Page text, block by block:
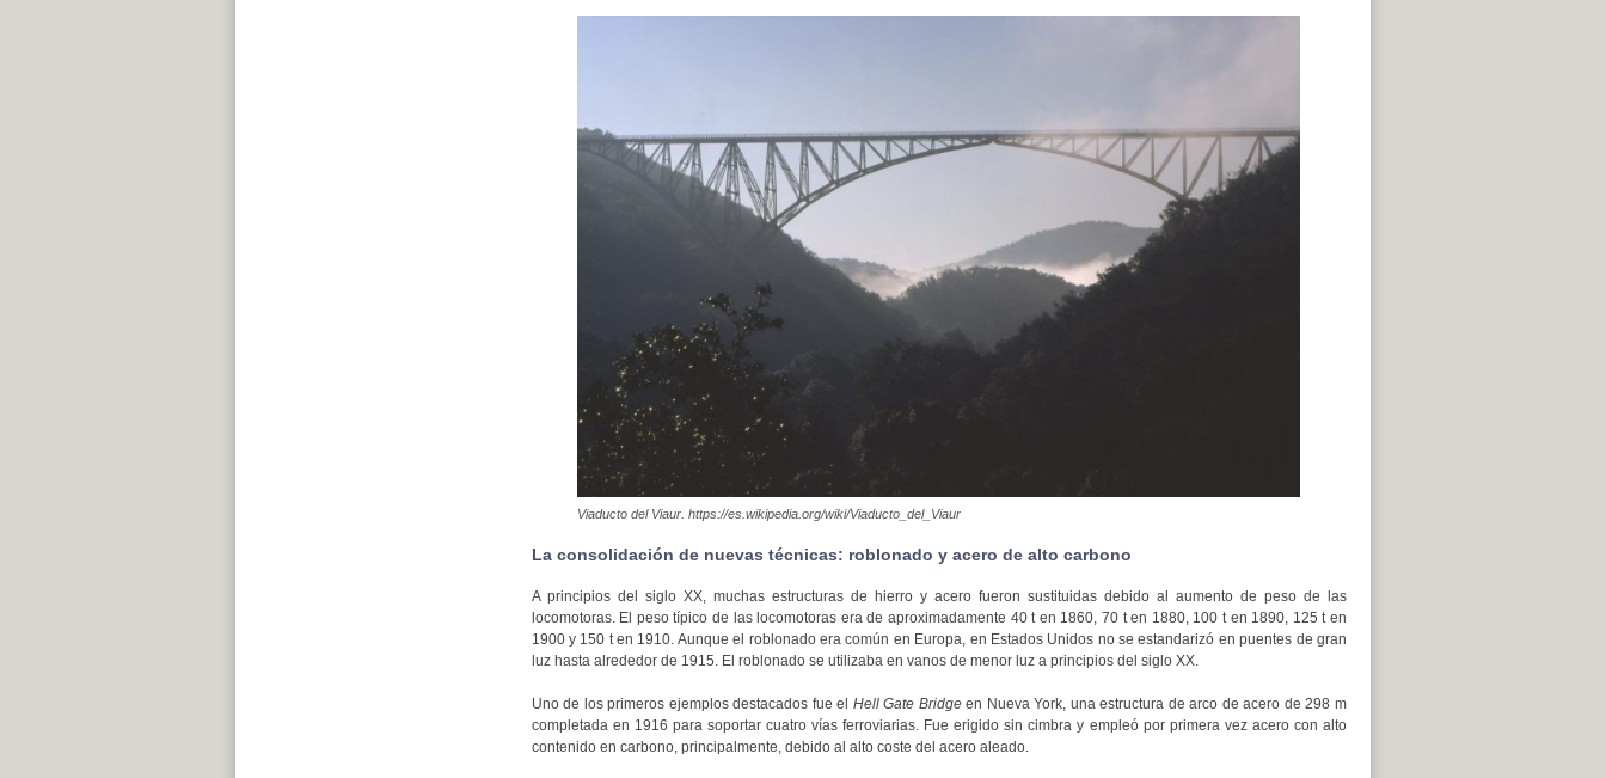
Viaducto del Viaur. https://es.wikipedia.org/wiki/Viaducto_del_Viaur
La consolidación de nuevas técnicas: roblonado y acero de alto carbono
A principios del siglo XX, muchas estructuras de hierro y acero fueron sustituidas debido al aumento de peso de las
locomotoras. El peso típico de las locomotoras era de aproximadamente 40 t en 1860, 70 t en 1880, 100 t en 1890, 125 t en
1900 y 150 t en 1910. Aunque el roblonado era común en Europa, en Estados Unidos no se estandarizó en puentes de gran
luz hasta alrededor de 1915. El roblonado se utilizaba en vanos de menor luz a principios del siglo XX.
Uno de los primeros ejemplos destacados fue el Hell Gate Bridgeen Nueva York, una estructura de arco de acero de 298 m
completada en 1916 para soportar cuatro vías ferroviarias. Fue erigido sin cimbra y empleó por primera vez acero con alto
contenido en carbono, principalmente, debido al alto coste del acero aleado.